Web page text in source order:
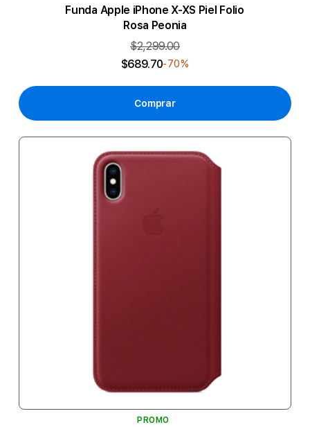
Funda Apple iPhone X-XS Piel Folio
Rosa Peonia
$2,299.00
$689.70-70%
Comprar
PROMO